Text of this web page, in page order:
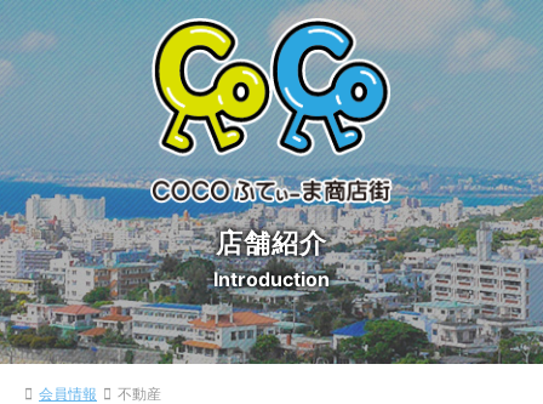
店舗紹介
Introduction
会員情報 不動産